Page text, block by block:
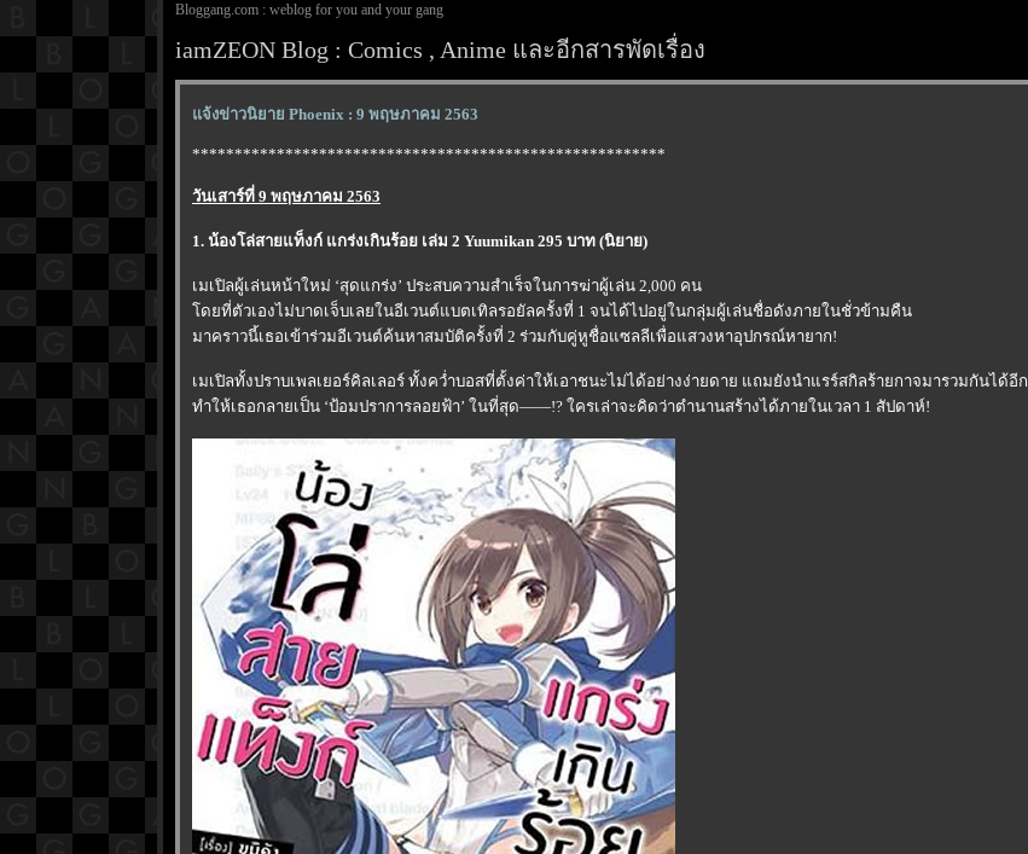
Bloggang.com : weblog for you and your gang
iamZEON Blog : Comics , Anime และอีกสารพัดเรื่อง
จ้งข่าวนิยาย Phoenix : 9 พฤษภาคม 2563
********************************************************
วันเสาร์ที่ 9 พฤษภาคม 2563
1. น้องโล่สายแท็งก์ แกร่งเกินร้อย เล่ม 2 Yuumikan 295 บาท (นิยาย)
เมเปิลผู้เล่นหน้าใหม่ ‘สุดแกร่ง’ ประสบความสำเร็จในการฆ่าผู้เล่น 2,000 คน
ดยที่ตัวเองไม่บาดเจ็บเลยในอีเวนต์แบตเทิลรอยัลครั้งที่ 1 จนได้ไปอยู่ในกลุ่มผู้เล่นชื่อดังภายในชั่วข้ามคืน
มาคราวนี้เธอเข้าร่วมอีเวนต์ค้นหาสมบัติครั้งที่ 2 ร่วมกับคู่หูชื่อแซลลีเพื่อแสวงหาอุปกรณ์หายาก!
เมเปิลทั้งปราบเพลเยอร์คิลเลอร์ ทั้งคว่ำบอสที่ตั้งค่าให้เอาชนะไม่ได้อย่างง่ายดาย แถมยังนำแรร์สกิลร้ายกาจมารวมกันได้อีก
ทำให้เธอกลายเป็น ‘ป้อมปราการลอยฟ้า’ ในที่สุด——!? ใครเล่าจะคิดว่าตำนานสร้างได้ภายในเวลา 1 สัปดาห์!